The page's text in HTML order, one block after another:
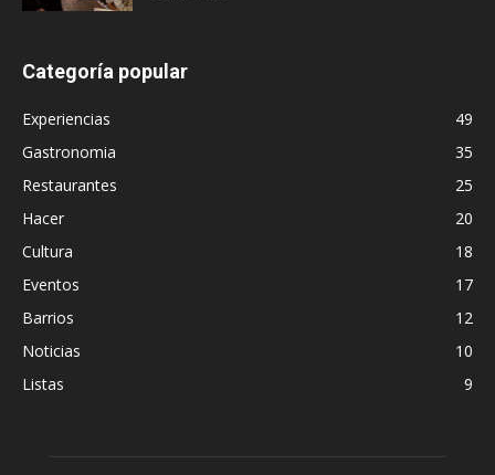
Categoría popular
Experiencias
49
Gastronomia
35
Restaurantes
25
Hacer
20
Cultura
18
Eventos
17
Barrios
12
Noticias
10
Listas
9